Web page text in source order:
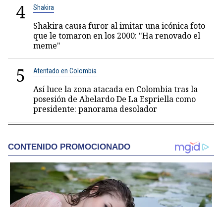
4 Shakira
Shakira causa furor al imitar una icónica foto
que le tomaron en los 2000: "Ha renovado el
meme"
5 Atentado en Colombia
Así luce la zona atacada en Colombia tras la
posesión de Abelardo De La Espriella como
presidente: panorama desolador